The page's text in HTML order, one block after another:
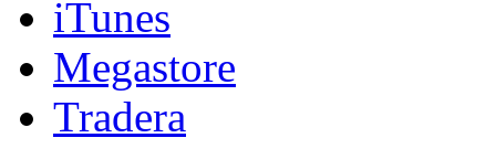
iTunes
Megastore
Tradera